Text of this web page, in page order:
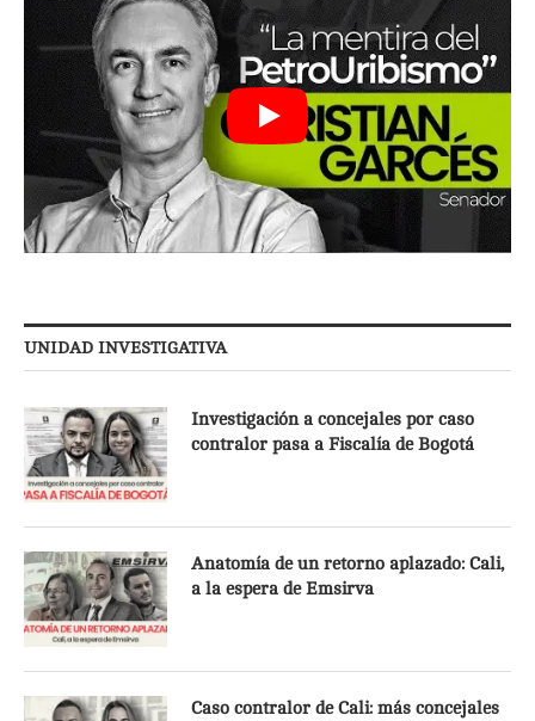
UNIDAD INVESTIGATIVA
Investigación a concejales por caso
contralor pasa a Fiscalía de Bogotá
Anatomía de un retorno aplazado: Cali,
a la espera de Emsirva
Caso contralor de Cali: más concejales